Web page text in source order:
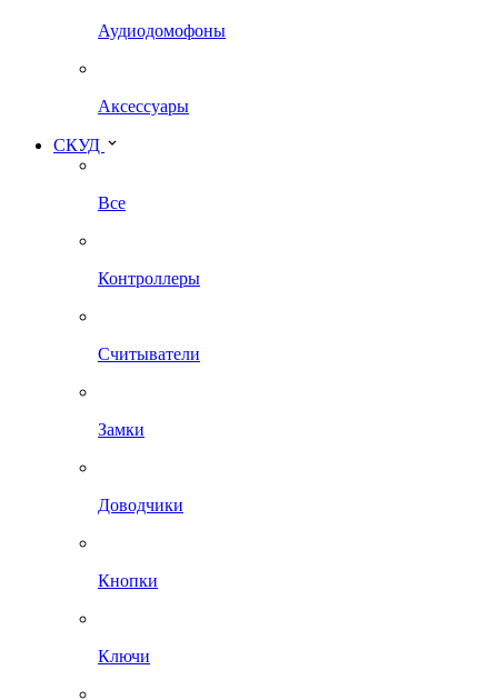
Аудиодомофоны
Аксессуары
СКУД
Все
Контроллеры
Считыватели
Замки
Доводчики
Кнопки
Ключи